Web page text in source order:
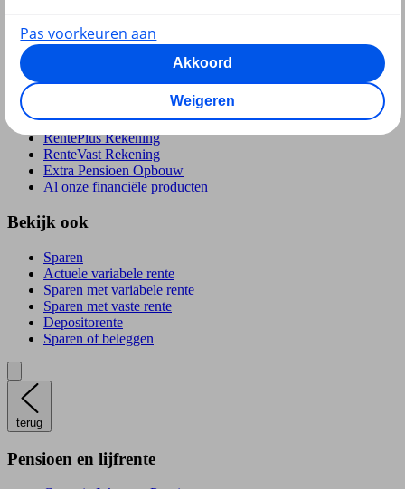
terug
Sparen
RentePlús Rekening
RenteVast Rekening
Extra Pensioen Opbouw
Al onze financiële producten
Bekijk ook
Sparen
Actuele variabele rente
Sparen met variabele rente
Sparen met vaste rente
Depositorente
Sparen of beleggen
terug
Pensioen en lijfrente
Pas voorkeuren aan
Akkoord
Weigeren